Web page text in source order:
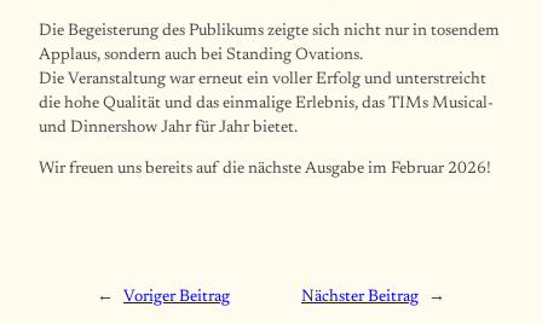
Die Begeisterung des Publikums zeigte sich nicht nur in tosendem
Applaus, sondern auch bei Standing Ovations.
Die Veranstaltung war erneut ein voller Erfolg und unterstreicht
die hohe Qualität und das einmalige Erlebnis, das TIMs Musical-
und Dinnershow Jahr für Jahr bietet.
Wir freuen uns bereits auf die nächste Ausgabe im Februar 2026!
← Voriger Beitrag Nächster Beitrag →